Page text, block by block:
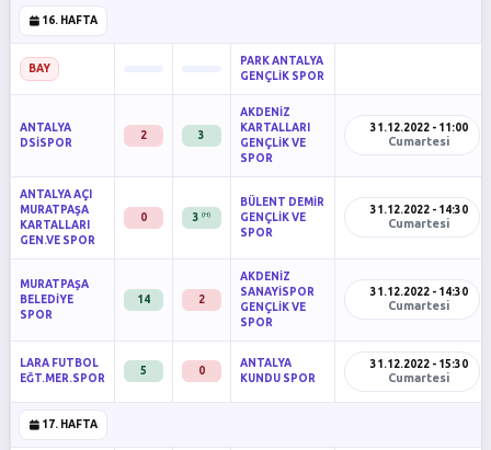
16. HAFTA
BAY
PARK ANTALYA
GENÇLİK SPOR
ANTALYA
DSİSPOR
2 3
AKDENİZ
KARTALLARI
GENÇLİK VE
SPOR
31.12.2022 - 11:00
Cumartesi
ANTALYA AÇI
MURATPAŞA
KARTALLARI
GEN.VE SPOR
0 3 (H)
BÜLENT DEMİR
GENÇLİK VE
SPOR
31.12.2022 - 14:30
Cumartesi
MURATPAŞA
BELEDİYE
SPOR
14 2
AKDENİZ
SANAYİSPOR
GENÇLİK VE
SPOR
31.12.2022 - 14:30
Cumartesi
LARA FUTBOL
EĞT.MER.SPOR
5 0
ANTALYA
KUNDU SPOR
31.12.2022 - 15:30
Cumartesi
17. HAFTA